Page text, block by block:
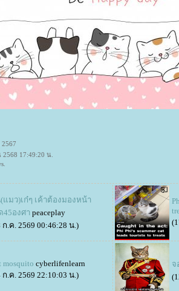
2567
2568 17:49:20 น.
แมว)เก๋ๆ เค้าต้องมองหน้า
45องศา peaceplay
ก.ค. 2569 00:46:28 น.)
mosquito cyberlifenlearn
ก.ค. 2569 22:10:03 น.)
จ